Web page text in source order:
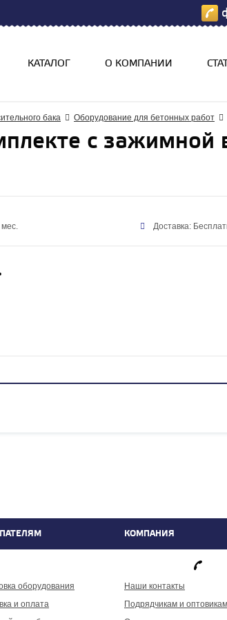
КАТАЛОГ О КОМПАНИИ
бака Оборудование для бетонных работ
с зажимной
мес. Доставка:
КОМПАНИЯ
оборудования
и оплата
Наши контакты
Подрядчикам и оптовикам